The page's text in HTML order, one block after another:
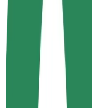
Franchiser
Bedrift
Karrierer
Om Bolt
Bærekraft